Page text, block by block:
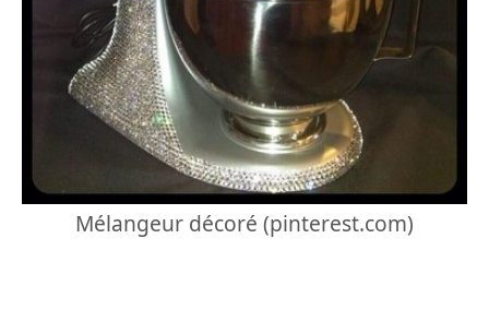
Mélangeur décoré (pinterest.com)